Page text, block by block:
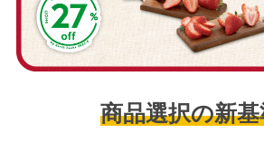
商品選択の新